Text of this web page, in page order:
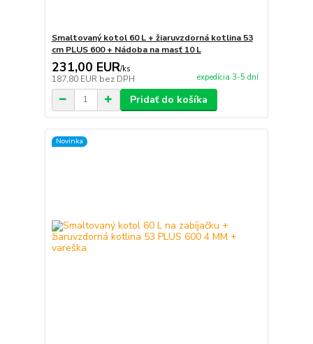
Smaltovaný kotol 60 L + žiaruvzdorná kotlina 53
cm PLUS 600 + Nádoba na masť 10 L
231,00 EUR/ks
187,80 EUR bez DPH expedícia 3-5 dní
Pridať do košíka
Novinka